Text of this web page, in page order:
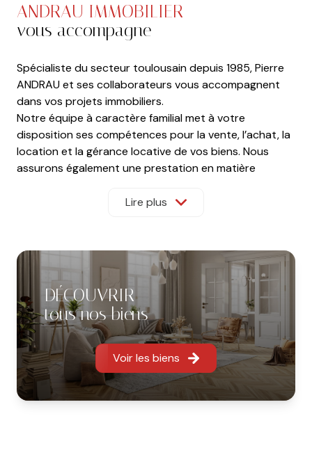
DÉCOUVRIR
tous nos biens
Voir les biens
ANDRAU IMMOBILIER
vous accompagne
Spécialiste du secteur toulousain depuis 1985, Pierre
ANDRAU et ses collaborateurs vous accompagnent
dans vos projets immobiliers.
Notre équipe à caractère familial met à votre
disposition ses compétences pour la vente, l’achat, la
location et la gérance locative de vos biens. Nous
assurons également une prestation en matière
vos questions.
Bureaux ouverts du lundi au vendredi de 9h à
12h30 et de 14h à 18h
(sur rendez-vous uniquement)
Vos interlocuteurs privilégiés :
Pierre ANDRAU (gérant) 06.75.03.57.15
Location: Sarah MALRIC 06.70.11.08.82 et Anna SOLER
Lire plus